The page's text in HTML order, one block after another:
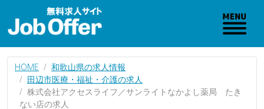
HOME
和歌山県の求人情報
田辺市医療・福祉・介護の求人
株式会社アクセスライフ／サンライトなかよし薬局 たき
ない店の求人